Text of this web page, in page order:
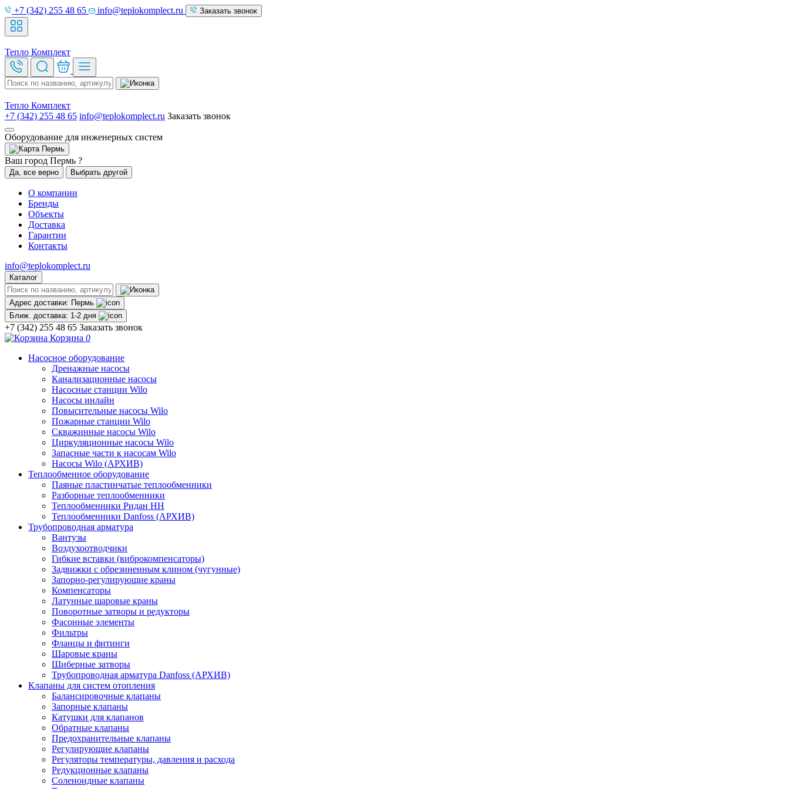
+7 (342) 255 48 65 info@teplokomplect.ru Заказать звонок
Тепло Комплект
Тепло Комплект
+7 (342) 255 48 65 info@teplokomplect.ru Заказать звонок
Оборудование для инженерных систем
Пермь
Ваш город Пермь ?
Да, все верно Выбрать другой
О компании
Бренды
Объекты
Доставка
Гарантии
Контакты
info@teplokomplect.ru
Каталог
Адрес доставки: Пермь
Ближ. доставка: 1-2 дня
+7 (342) 255 48 65 Заказать звонок
Корзина 0
Насосное оборудование
Дренажные насосы
Канализационные насосы
Насосные станции Wilo
Насосы инлайн
Повысительные насосы Wilo
Пожарные станции Wilo
Скважинные насосы Wilo
Циркуляционные насосы Wilo
Запасные части к насосам Wilo
Насосы Wilo (АРХИВ)
Теплообменное оборудование
Паяные пластинчатые теплообменники
Разборные теплообменники
Теплообменники Ридан НН
Теплообменники Danfoss (АРХИВ)
Трубопроводная арматура
Вантузы
Воздухоотводчики
Гибкие вставки (виброкомпенсаторы)
Задвижки с обрезиненным клином (чугунные)
Запорно-регулирующие краны
Компенсаторы
Латунные шаровые краны
Поворотные затворы и редукторы
Фасонные элементы
Фильтры
Фланцы и фитинги
Шаровые краны
Шиберные затворы
Трубопроводная арматура Danfoss (АРХИВ)
Клапаны для систем отопления
Балансировочные клапаны
Запорные клапаны
Катушки для клапанов
Обратные клапаны
Предохранительные клапаны
Регулирующие клапаны
Регуляторы температуры, давления и расхода
Редукционные клапаны
Соленоидные клапаны